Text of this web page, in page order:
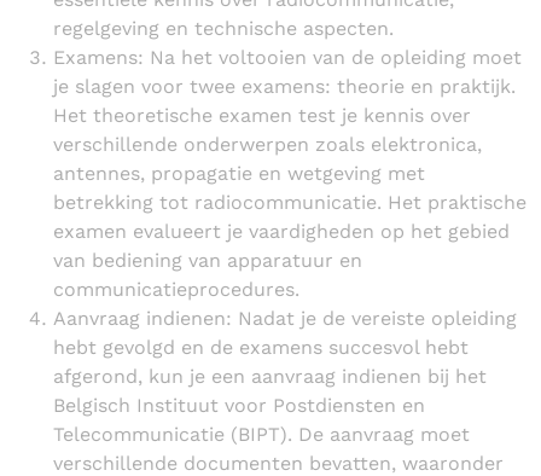
regelgeving en technische aspecten.
Examens: Na het voltooien van de opleiding moet
je slagen voor twee examens: theorie en praktijk.
Het theoretische examen test je kennis over
verschillende onderwerpen zoals elektronica,
antennes, propagatie en wetgeving met
betrekking tot radiocommunicatie. Het praktische
examen evalueert je vaardigheden op het gebied
van bediening van apparatuur en
communicatieprocedures.
Aanvraag indienen: Nadat je de vereiste opleiding
hebt gevolgd en de examens succesvol hebt
afgerond, kun je een aanvraag indienen bij het
Belgisch Instituut voor Postdiensten en
Telecommunicatie (BIPT). De aanvraag moet
verschillende documenten bevatten, waaronder